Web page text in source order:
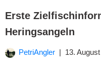
Erste
Heringsangeln
PetriAngler 13.